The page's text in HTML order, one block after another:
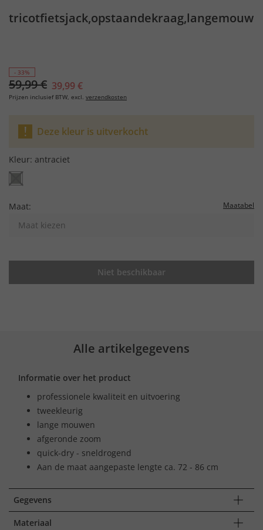
- 33%
59,99 € 39,99 €
Prijzen inclusief BTW, excl. verzendkosten
Deze kleur is uitverkocht
Kleur: antraciet
Maat: Maatabel
Maat kiezen
Niet beschikbaar
Alle artikelgegevens
Informatie over het product
professionele kwaliteit en uitvoering
tweekleurig
lange mouwen
afgeronde zoom
quick-dry - sneldrogend
Aan de maat aangepaste lengte ca. 72 - 86 cm
Gegevens
Materiaal